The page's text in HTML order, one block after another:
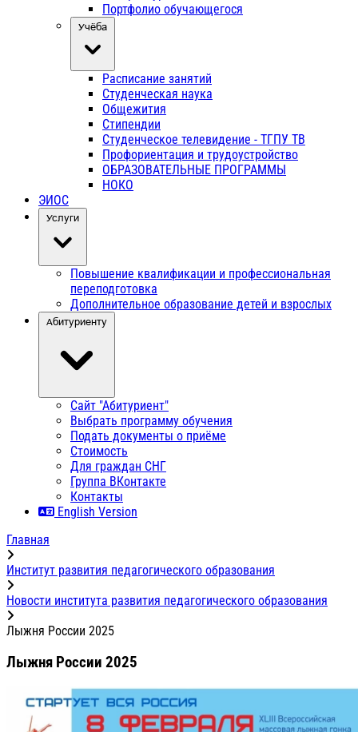
Портфолио обучающегося
Учёба
Расписание занятий
Студенческая наука
Общежития
Стипендии
Студенческое телевидение - ТГПУ ТВ
Профориентация и трудоустройство
ОБРАЗОВАТЕЛЬНЫЕ ПРОГРАММЫ
НОКО
ЭИОС
Услуги
Повышение квалификации и профессиональная
переподготовка
Дополнительное образование детей и взрослых
Абитуриенту
Сайт "Абитуриент"
Выбрать программу обучения
Подать документы о приёме
Стоимость
Для граждан СНГ
Группа ВКонтакте
Контакты
English Version
Главная
Институт развития педагогического образования
Новости института развития педагогического образования
Лыжня России 2025
Лыжня России 2025